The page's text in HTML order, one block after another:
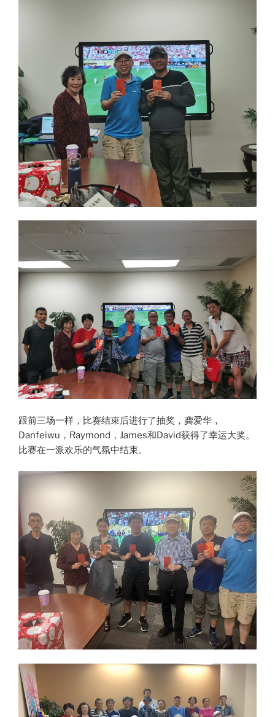
跟前三场一样，比赛结束后进行了抽奖，龚爱华，
Danfeiwu，Raymond，James和David获得了幸运大奖。
比赛在一派欢乐的气氛中结束。